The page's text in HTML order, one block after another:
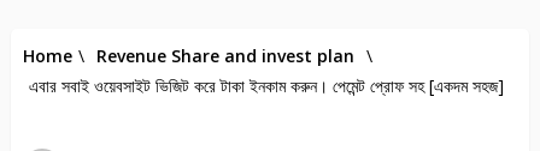
Home \ Revenue Share and invest plan \
এবার সবাই ওয়েবসাইট ভিজিট করে টাকা ইনকাম করুন। পেমেন্ট প্রোফ সহ [একদম সহজ]